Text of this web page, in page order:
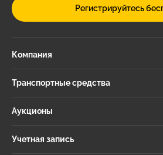
Регистрируйтесь
Компания
Транспортные средства
Аукционы
Учетная запись